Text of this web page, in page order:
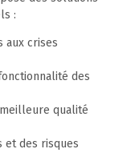
:
aux crises
des
qualité
et des risques